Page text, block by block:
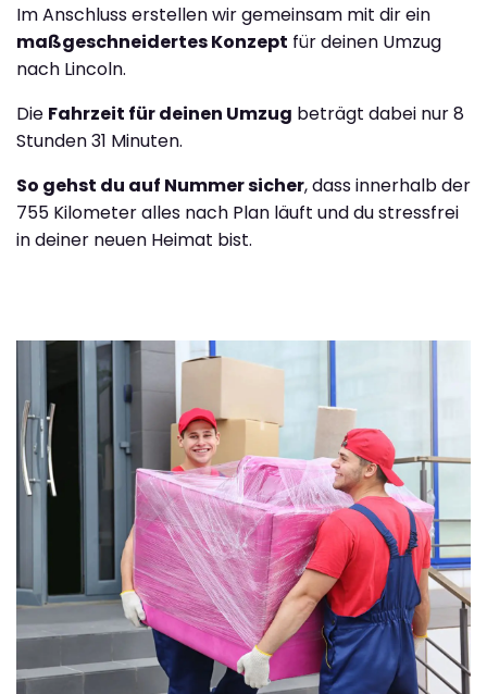
Im Anschluss erstellen wir gemeinsam mit dir ein
maßgeschneidertes Konzept für deinen Umzug
nach Lincoln.
Die Fahrzeit für deinen Umzug beträgt dabei nur 8
Stunden 31 Minuten.
So gehst du auf Nummer sicher, dass innerhalb der
755 Kilometer alles nach Plan läuft und du stressfrei
in deiner neuen Heimat bist.